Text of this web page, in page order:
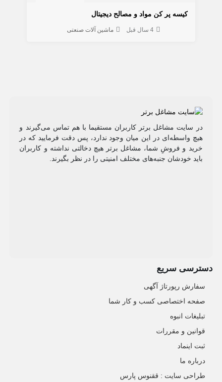
کیسه پر کن مواد و مصالح دیجیتال
4 سال قبل ماشین آلات صنعتی
در سایت مشاغل برتر کاربران مستقیما با هم تماس می‌گیرند و
هیچ واسطه‌ای در این میان وجود ندارد، پس دقت فرمایید که در
خرید و فروشِ شما، مشاغل برتر هیچ دخالتی نداشته و کاربران
باید خودشان جنبه‌های مختلف امنیتی را در نظر بگیرند.
دسترسی سریع
سفارش رپورتاژ آگهی
صفحه اختصاصی کسب و کار شما
تبلیغات انبوه
قوانین و مقررات
ثبت اینماد
درباره ما
طراحی سایت : ققنوس پارس